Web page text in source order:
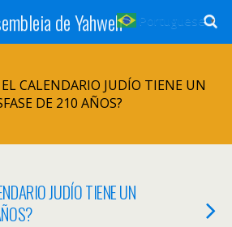
de Yahweh
CALENDARIO JUDÍO TIENE UN
DE 210 AÑOS?
JUDÍO TIENE UN
Portuguese ▼